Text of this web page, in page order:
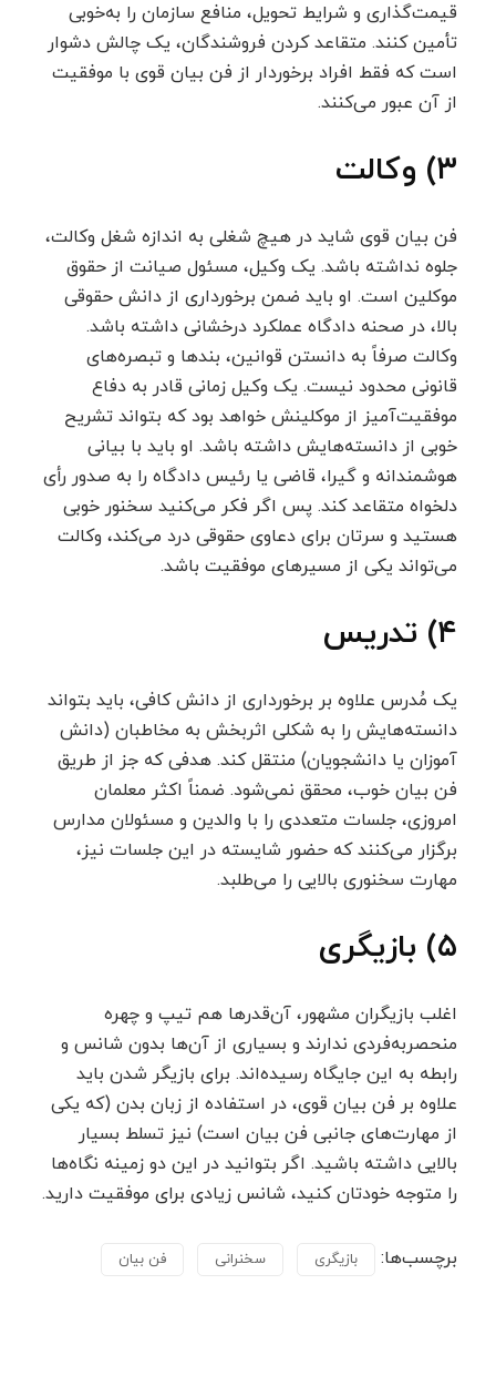
قیمت‌گذاری و شرایط تحویل، منافع سازمان را به‌خوبی
تأمین کنند. متقاعد کردن فروشندگان، یک چالش دشوار
است که فقط افراد برخوردار از فن بیان قوی با موفقیت
از آن عبور می‌کنند.
۳) وکالت
فن بیان قوی شاید در هیچ شغلی به اندازه شغل وکالت،
جلوه نداشته باشد. یک وکیل، مسئول صیانت از حقوق
موکلین است. او باید ضمن برخورداری از دانش حقوقی
بالا، در صحنه دادگاه عملکرد درخشانی داشته باشد.
وکالت صرفاً به دانستن قوانین، بندها و تبصره‌های
قانونی محدود نیست. یک وکیل زمانی قادر به دفاع
موفقیت‌آمیز از موکلینش خواهد بود که بتواند تشریح
خوبی از دانسته‌هایش داشته باشد. او باید با بیانی
هوشمندانه و گیرا، قاضی یا رئیس دادگاه را به صدور رأی
دلخواه متقاعد کند. پس اگر فکر می‌کنید سخنور خوبی
هستید و سرتان برای دعاوی حقوقی درد می‌کند، وکالت
می‌تواند یکی از مسیرهای موفقیت باشد.
۴) تدریس
یک مُدرس علاوه بر برخورداری از دانش کافی، باید بتواند
دانسته‌هایش را به شکلی اثربخش به مخاطبان (دانش
آموزان یا دانشجویان) منتقل کند. هدفی که جز از طریق
فن بیان خوب، محقق نمی‌شود. ضمناً اکثر معلمان
امروزی، جلسات متعددی را با والدین و مسئولان مدارس
برگزار می‌کنند که حضور شایسته در این جلسات نیز،
مهارت سخنوری بالایی را می‌طلبد.
۵) بازیگری
اغلب بازیگران مشهور، آن‌قدرها هم تیپ و چهره
منحصربه‌فردی ندارند و بسیاری از آن‌ها بدون شانس و
رابطه به این جایگاه رسیده‌اند. برای بازیگر شدن باید
علاوه بر فن بیان قوی، در استفاده از زبان بدن (که یکی
از مهارت‌های جانبی فن بیان است) نیز تسلط بسیار
بالایی داشته باشید. اگر بتوانید در این دو زمینه نگاه‌ها
را متوجه خودتان کنید، شانس زیادی برای موفقیت دارید.
برچسب‌ها: بازیگری سخنرانی فن بیان